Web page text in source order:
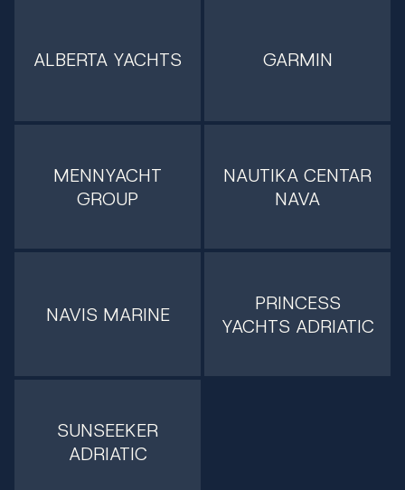
ALBERTA YACHTS GARMIN
MENNYACHT
GROUP
NAUTIKA CENTAR
NAVA
NAVIS MARINE
PRINCESS
YACHTS ADRIATIC
SUNSEEKER
ADRIATIC